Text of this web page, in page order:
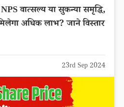
वात्सल्य या सुकन्या समृद्धि,
अधिक लाभ? जाने विस्तार
23rd Sep 2024